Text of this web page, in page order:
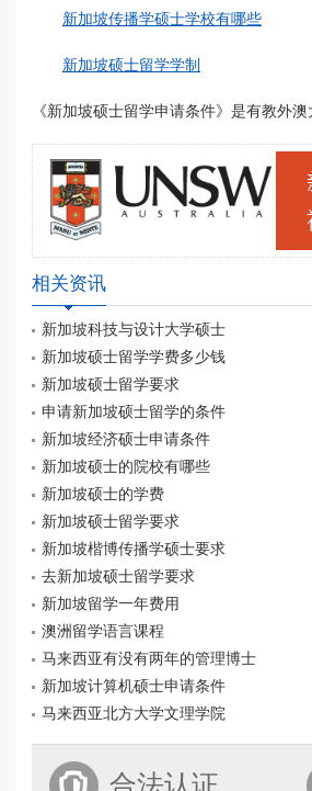
新加坡传播学硕士学校有哪些
新加坡硕士留学学制
《新加坡硕士留学申请条件》是有教外
相关资讯
新加坡科技与设计大学硕士
新加坡硕士留学学费多少钱
新加坡硕士留学要求
申请新加坡硕士留学的条件
新加坡经济硕士申请条件
新加坡硕士的院校有哪些
新加坡硕士的学费
新加坡硕士留学要求
新加坡楷博传播学硕士要求
去新加坡硕士留学要求
新加坡留学一年费用
澳洲留学语言课程
马来西亚有没有两年的管理博士
新加坡计算机硕士申请条件
马来西亚北方大学文理学院
合法认证